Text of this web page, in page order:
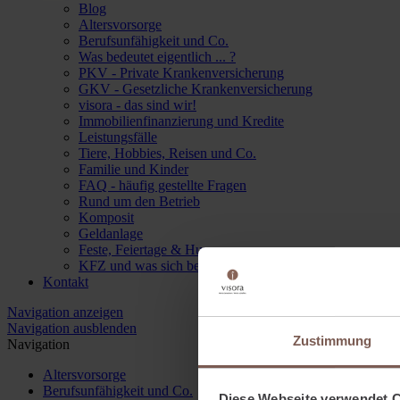
Zustimmung
Blog
Altersvorsorge
Berufsunfähigkeit und Co.
Was bedeutet eigentlich ... ?
PKV - Private Krankenversicherung
GKV - Gesetzliche Krankenversicherung
visora - das sind wir!
Immobilienfinanzierung und Kredite
Leistungsfälle
Tiere, Hobbies, Reisen und Co.
Familie und Kinder
FAQ - häufig gestellte Fragen
Rund um den Betrieb
Komposit
Geldanlage
Feste, Feiertage & Humor
KFZ und was sich bewegt
Kontakt
Navigation anzeigen
Navigation ausblenden
Navigation
Altersvorsorge
Berufsunfähigkeit und Co.